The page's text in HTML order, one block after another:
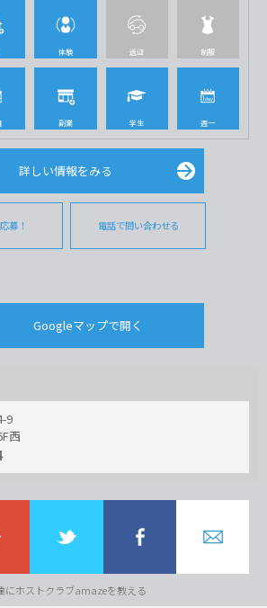
体験 送迎 制服
副業 学生 週一
詳しい情報をみる
募！ 電話で問い合わせる
Googleマップで開く
9
西
にホストクラブamazeを教える